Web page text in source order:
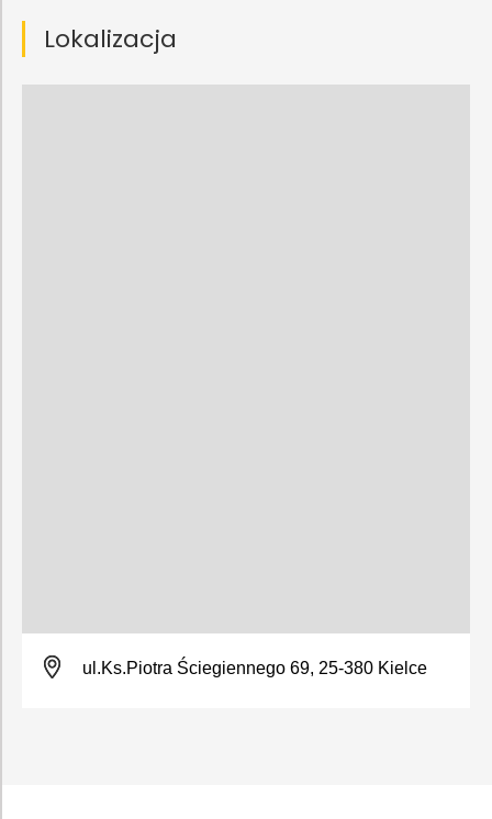
Lokalizacja
ul.Ks.Piotra Ściegiennego 69, 25-380 Kielce